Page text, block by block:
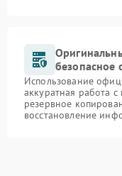
безопасное
Использование
аккуратная работа
резервное
восстановление